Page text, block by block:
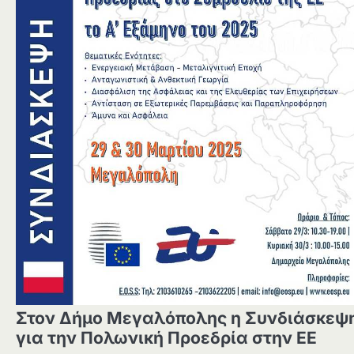
Στον Δήμο Μεγαλόπολης η
για την Πολωνική Προεδρία στην ΕΕ